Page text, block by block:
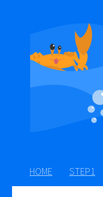
HOME STEP1